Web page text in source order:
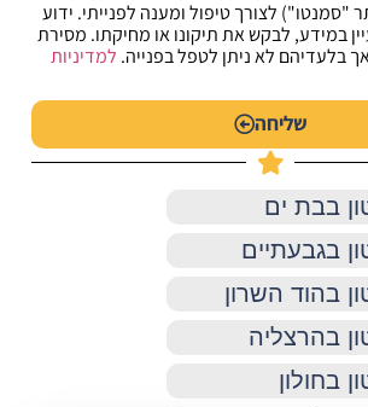
לצורך טיפול ומענה לפנייתי. ידוע
במידע, לבקש את תיקונו או מחיקתו. מסירת
בלעדיהם לא ניתן לטפל בפנייה. למדיניות
שליחה
בבת ים
בגבעתיים
בהוד השרון
בהרצליה
בחולון